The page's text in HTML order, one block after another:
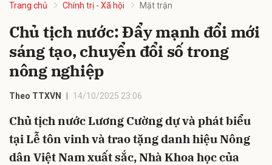
Trang chủ Chính trị - Xã hội Mặt trận
Chủ tịch nước: Đẩy mạnh đổi mới
sáng tạo, chuyển đổi số trong
nông nghiệp
Theo TTXVN 14/10/2025 23:06
Chủ tịch nước Lương Cường dự và phát biểu
tại Lễ tôn vinh và trao tặng danh hiệu Nông
dân Việt Nam xuất sắc, Nhà Khoa học của
Hủy